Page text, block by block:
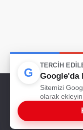
Web sitemizde size
kullanıyoruz. Bu
G
TERCIH
Google'da
Sitemizi
olarak ekleyin.